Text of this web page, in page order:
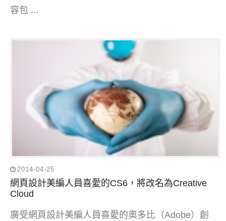
容包 ...
2014-04-25
網頁設計美編人員喜愛的CS6，將改名為Creative
Cloud
廣受網頁設計美編人員喜愛的奧多比（Adobe）創